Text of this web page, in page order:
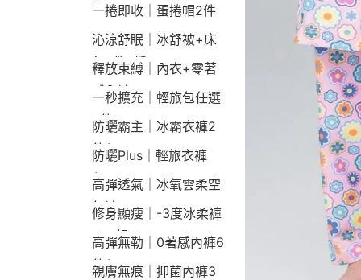
件$1790
一捲即收｜蛋捲帽2件
1790
沁涼舒眠｜冰舒被+床
包2件9折
釋放束縛｜內衣+零著
感內褲
一秒擴充｜輕旅包任選
2件2190
防曬霸主｜冰霸衣褲2
件$1790
防曬Plus｜輕旅衣褲
$2190
高彈透氣｜冰氧雲柔空
氣褲
修身顯瘦｜-3度冰柔褲
790起
高彈無勒｜0著感內褲6
件$1290
親膚無痕｜抑菌內褲3